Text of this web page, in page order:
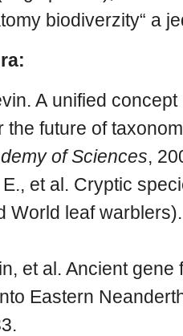
biodiverzity“ a
A unified
the future of
of Sciences,
et al. Cryptic
World leaf
et al. Ancient gene
Eastern